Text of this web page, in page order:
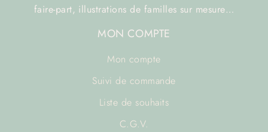
faire-part, illustrations de familles sur mesure…
MON COMPTE
Mon compte
Suivi de commande
Liste de souhaits
C.G.V.